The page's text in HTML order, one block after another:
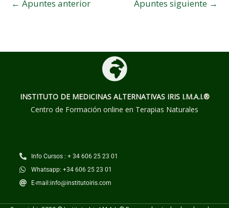
← Apuntes anterior Apuntes siguiente →
INSTITUTO DE MEDICINAS ALTERNATIVAS IRIS I.M.A.I.®
Centro de Formación online en Terapias Naturales
Info Cursos : + 34 606 25 23 01
Whatsapp: +34 606 25 23 01
E-mail:info@institutoiris.com